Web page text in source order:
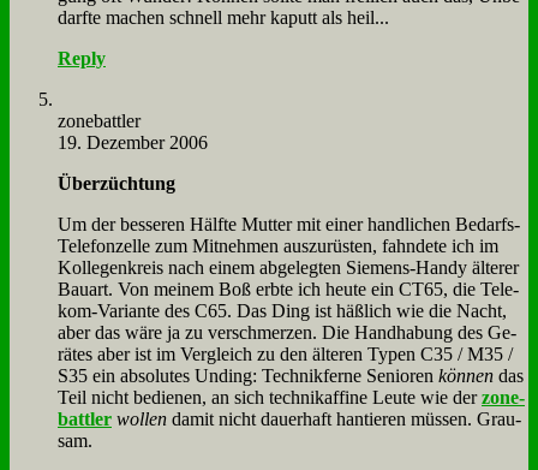
darf­te ma­chen schnell mehr ka­putt als heil...
Reply
zone­batt­ler
19. Dezember 2006
Über­züch­tung
Um der bes­se­ren Hälf­te Mut­ter mit ei­ner hand­li­chen Be­darfs-
Te­le­fon­zel­le zum Mit­neh­men aus­zu­rü­sten, fahn­de­te ich im
Kol­le­gen­kreis nach ei­nem ab­ge­leg­ten Sie­mens-Han­dy äl­te­rer
Bau­art. Von mei­nem Boß erb­te ich heu­te ein CT65, die Te­le­
kom-Va­ri­an­te des C65. Das Ding ist häß­lich wie die Nacht,
aber das wä­re ja zu ver­schmer­zen. Die Hand­ha­bung des Ge­
rä­tes aber ist im Ver­gleich zu den äl­te­ren Ty­pen C35 / M35 /
S35 ein ab­so­lu­tes Un­ding: Tech­nik­fer­ne Se­nio­ren kön­nen das
Teil nicht be­die­nen, an sich tech­nik­af­fi­ne Leu­te wie derzone­
batt­ler wol­len da­mit nicht dau­er­haft han­tie­ren müs­sen. Grau­
sam.